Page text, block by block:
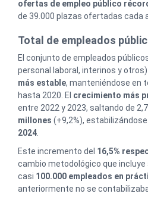
ofertas de empleo público
de 39.000 plazas ofertadas cada
Total de empleados
El conjunto de empleados
personal laboral, interinos y
más estable, manteniéndose en
hasta 2020. El crecimiento más
entre 2022 y 2023, saltando de
millones (+9,2%), estabilizándose
2024.
Este incremento del 16,5%
cambio metodológico que incluye
casi 100.000 empleados en
anteriormente no se